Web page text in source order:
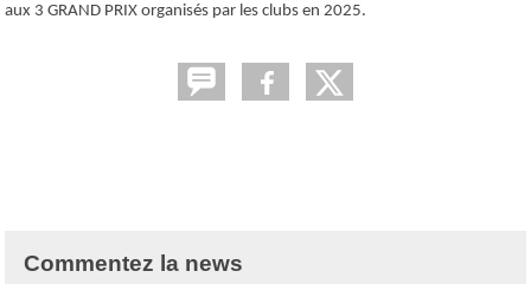
aux 3 GRAND PRIX organisés par les clubs en 2025.
Commentez la news